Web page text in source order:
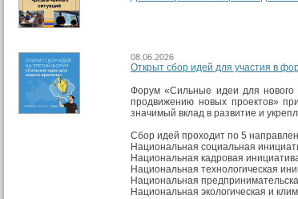
08.06.2026
Открыт сбор идей для участия в
Форум «Сильные идеи для нового
продвижению новых проектов»
значимый вклад в развитие и
Сбор идей проходит по 5
Национальная социальная
Национальная кадровая
Национальная технологическая
Национальная
Национальная экологическая и